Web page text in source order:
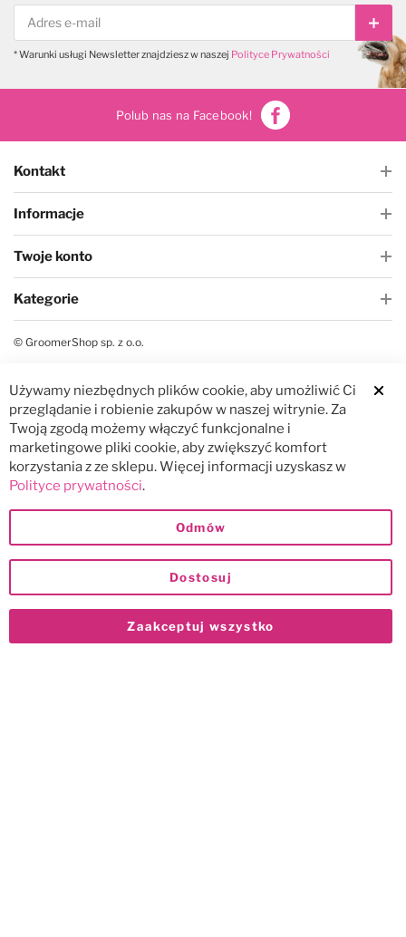
* Warunki usługi Newsletter znajdziesz w naszej Polityce Prywatności
Polub nas na Facebook!
Kontakt
Informacje
Twoje konto
Kategorie
© GroomerShop sp. z o.o.
Używamy niezbędnych plików cookie, aby umożliwić Ci
przeglądanie i robienie zakupów w naszej witrynie. Za
Twoją zgodą możemy włączyć funkcjonalne i
marketingowe pliki cookie, aby zwiększyć komfort
korzystania z ze sklepu. Więcej informacji uzyskasz w
Polityce prywatności.
Zaakceptuj wszystko
Dostosuj
Odmów